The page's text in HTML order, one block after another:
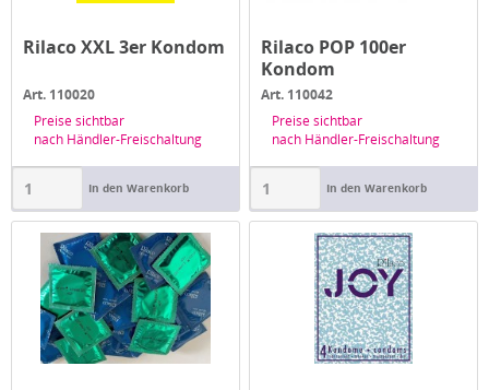
Rilaco XXL 3er Kondom
Art. 110020
Preise sichtbar
nach Händler-Freischaltung
In den Warenkorb
Rilaco POP 100er
Kondom
Art. 110042
Preise sichtbar
nach Händler-Freischaltung
In den Warenkorb